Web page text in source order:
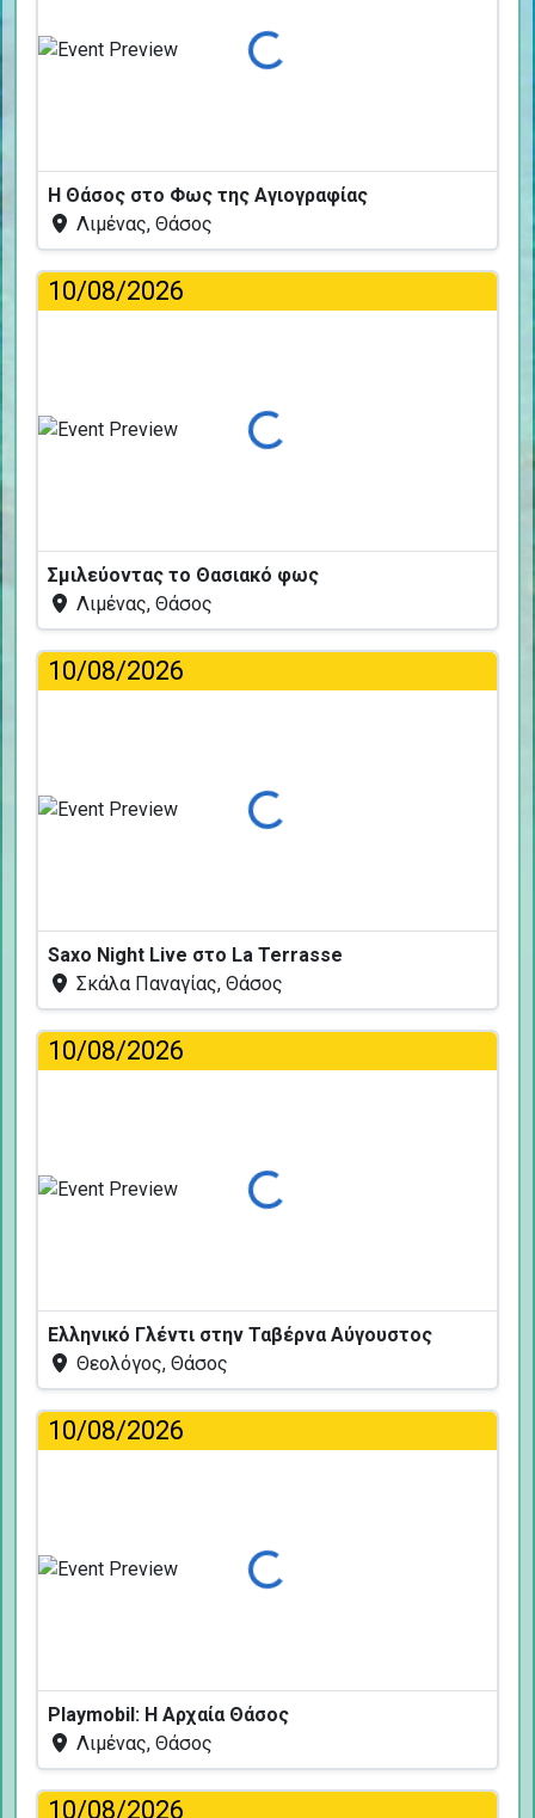
Φόρτωση...
Η Θάσος στο Φως της Αγιογραφίας
Λιμένας, Θάσος
10/08/2026
Φόρτωση...
Σμιλεύοντας το Θασιακό φως
Λιμένας, Θάσος
10/08/2026
Φόρτωση...
Saxo Night Live στο La Terrasse
Σκάλα Παναγίας, Θάσος
10/08/2026
Φόρτωση...
Ελληνικό Γλέντι στην Ταβέρνα Αύγουστος
Θεολόγος, Θάσος
10/08/2026
Φόρτωση...
Playmobil: Η Αρχαία Θάσος
Λιμένας, Θάσος
10/08/2026